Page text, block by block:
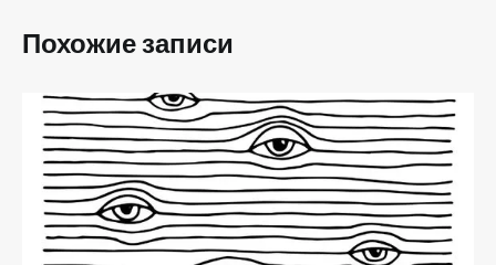
Похожие записи